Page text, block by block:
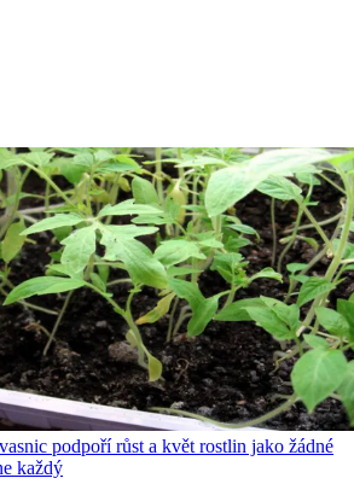
podpoří růst a květ rostlin jako žádné
každý